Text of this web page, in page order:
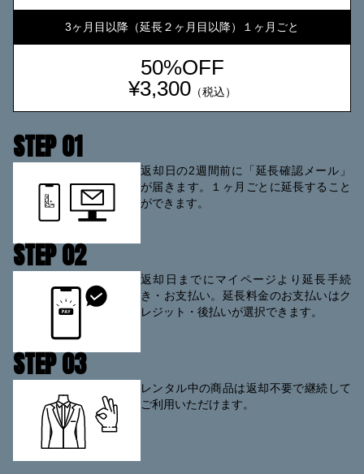
3ヶ月目以降（延長２ヶ月目以降）１ヶ月ごと
50%OFF
¥3,300（税込）
STEP 01
返却日の2週間前に「延長確認メール」
が届きます。１ヶ月ごとに延長すること
ができます。
STEP 02
返却日までにマイページより延長手続
き・お支払い。延長料金のお支払いはク
レジット・後払いが選択できます。
STEP 03
レンタル中の商品は返却不要で継続して
ご利用いただけます。